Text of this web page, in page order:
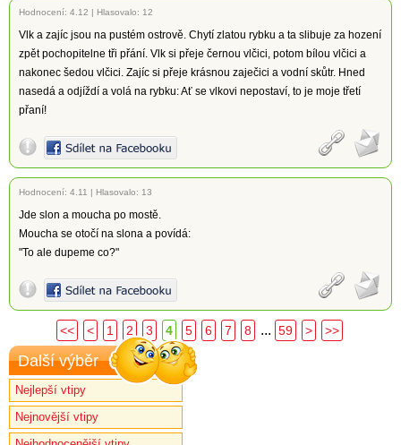
Hodnocení: 4.12 | Hlasovalo: 12
Vlk a zajíc jsou na pustém ostrově. Chytí zlatou rybku a ta slibuje za hození
zpět pochopitelne tři přání. Vlk si přeje černou vlčici, potom bílou vlčici a
nakonec šedou vlčici. Zajíc si přeje krásnou zaječici a vodní skůtr. Hned
nasedá a odjíždí a volá na rybku: Ať se vlkovi nepostaví, to je moje třetí
přaní!
Hodnocení: 4.11 | Hlasovalo: 13
Jde slon a moucha po mostě.
Moucha se otočí na slona a povídá:
"To ale dupeme co?"
<< < 1 2 3 4 5 6 7 8 ... 59 > >>
Další výběr
Nejlepší vtipy
Nejnovější vtipy